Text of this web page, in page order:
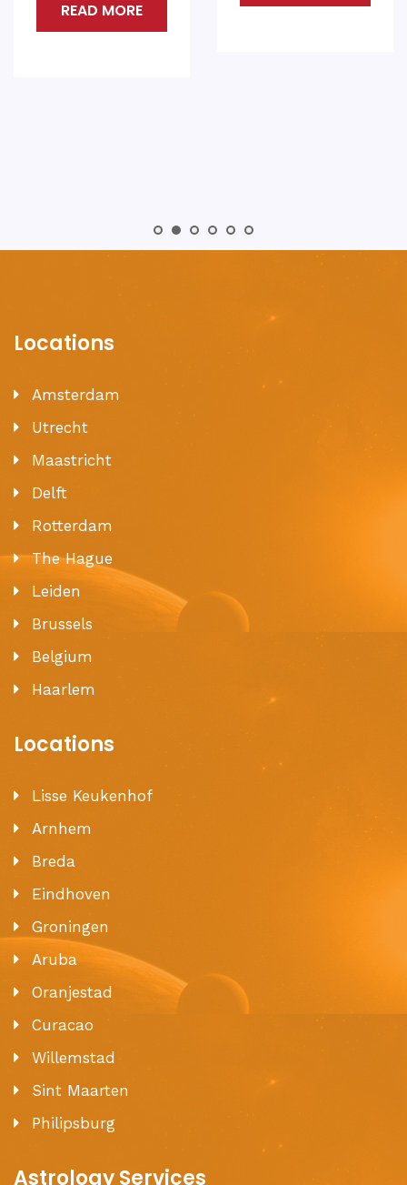
context waarin ze
Locations
Amsterdam
Utrecht
Maastricht
Delft
Rotterdam
The Hague
Leiden
Brussels
Belgium
Haarlem
Locations
Lisse Keukenhof
Arnhem
Breda
Eindhoven
Groningen
Aruba
Oranjestad
Curacao
Willemstad
Sint Maarten
Philipsburg
Astrology Services